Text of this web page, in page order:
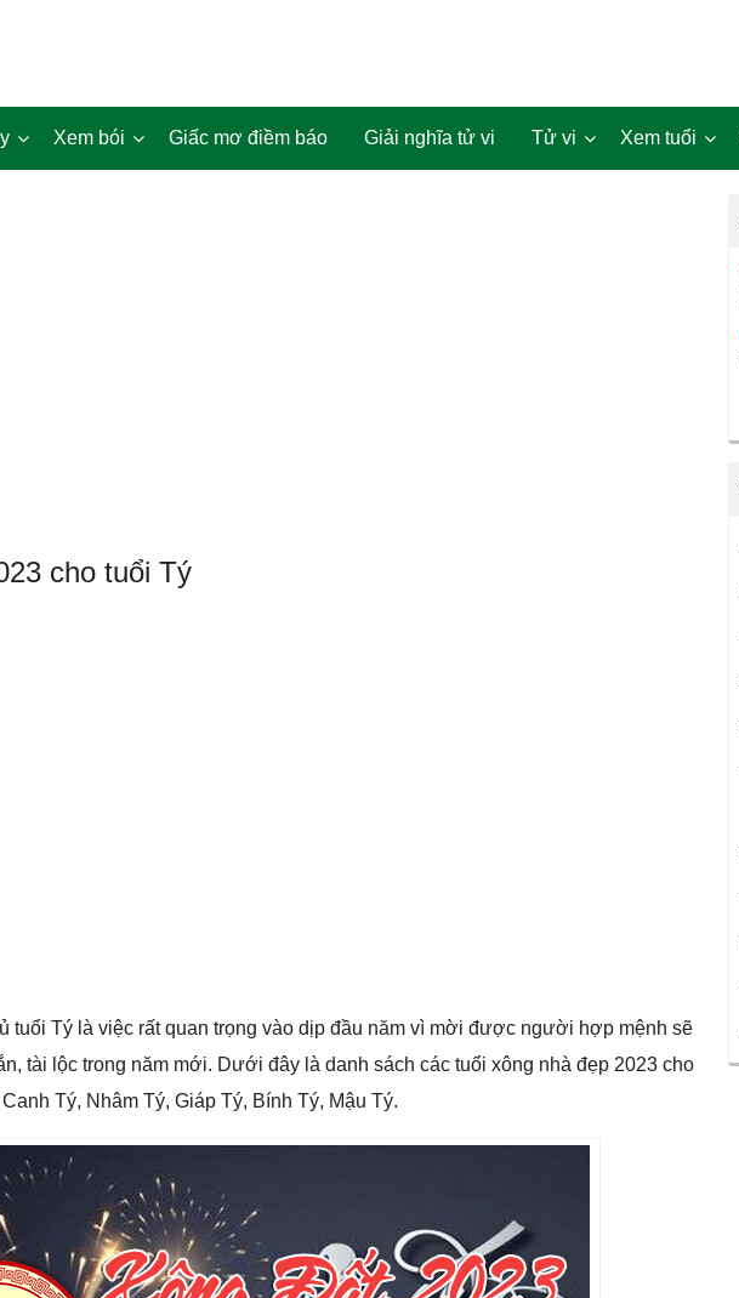
Xem bói Giấc mơ điềm báo Giải nghĩa tử vi Tử vi Xem tuổi
cho tuổi Tý
tuổi Tý là việc rất quan trọng vào dịp đầu năm vì mời được người hợp mệnh sẽ
tài lộc trong năm mới. Dưới đây là danh sách các tuổi xông nhà đẹp 2023 cho
Tý, Nhâm Tý, Giáp Tý, Bính Tý, Mậu Tý.